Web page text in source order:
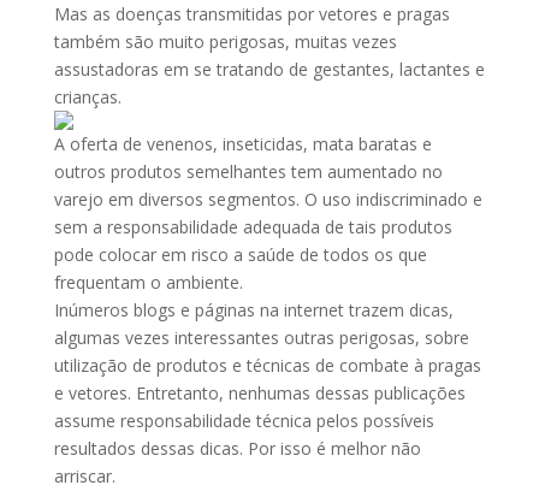
Mas as doenças transmitidas por vetores e pragas
também são muito perigosas, muitas vezes
assustadoras em se tratando de gestantes, lactantes e
crianças.
A oferta de venenos, inseticidas, mata baratas e
outros produtos semelhantes tem aumentado no
varejo em diversos segmentos. O uso indiscriminado e
sem a responsabilidade adequada de tais produtos
pode colocar em risco a saúde de todos os que
frequentam o ambiente.
Inúmeros blogs e páginas na internet trazem dicas,
algumas vezes interessantes outras perigosas, sobre
utilização de produtos e técnicas de combate à pragas
e vetores. Entretanto, nenhumas dessas publicações
assume responsabilidade técnica pelos possíveis
resultados dessas dicas. Por isso é melhor não
arriscar.